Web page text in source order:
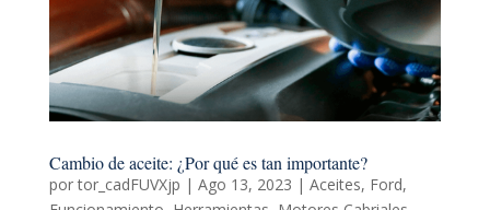
Cambio de aceite: ¿Por qué es tan importante?
portor_cadFUVXjp | Ago 13, 2023 | Aceites, Ford,